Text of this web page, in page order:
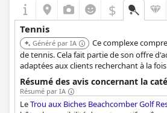
$
Tennis
Généré par IA
Ce complexe
de tennis. Cela fait partie de son offre
adaptées aux clients recherchant à la
activités sportives.
Résumé des avis concernant la
Résumé par IA
LeTrou aux Biches Beachcomber Golf